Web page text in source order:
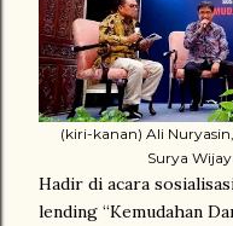
(kiri-kanan) Ali
Surya
Hadir di acara
lending “Kemudahan